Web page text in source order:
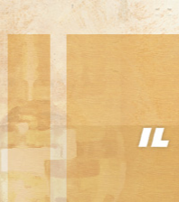
イタリアン
ブログ
タリアン「イル